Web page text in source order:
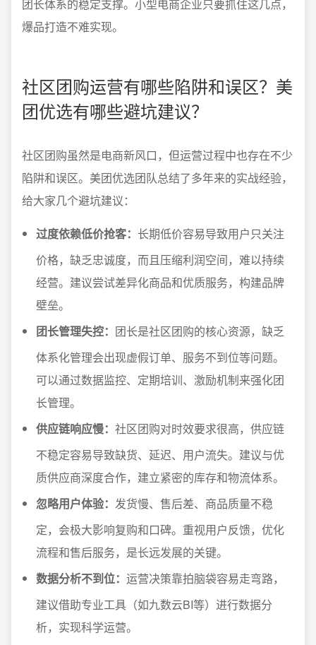
团长体系的稳定支撑。小型电商企业只要抓住这几点，
爆品打造不难实现。
社区团购运营有哪些陷阱和误区？美
团优选有哪些避坑建议？
社区团购虽然是电商新风口，但运营过程中也存在不少
陷阱和误区。美团优选团队总结了多年来的实战经验，
给大家几个避坑建议：
过度依赖低价抢客： 长期低价容易导致用户只关注
价格，缺乏忠诚度，而且压缩利润空间，难以持续
经营。建议尝试差异化商品和优质服务，构建品牌
壁垒。
团长管理失控： 团长是社区团购的核心资源，缺乏
体系化管理会出现虚假订单、服务不到位等问题。
可以通过数据监控、定期培训、激励机制来强化团
长管理。
供应链响应慢： 社区团购对时效要求很高，供应链
不稳定容易导致缺货、延迟、用户流失。建议与优
质供应商深度合作，建立紧密的库存和物流体系。
忽略用户体验： 发货慢、售后差、商品质量不稳
定，会极大影响复购和口碑。重视用户反馈，优化
流程和售后服务，是长远发展的关键。
数据分析不到位： 运营决策靠拍脑袋容易走弯路，
建议借助专业工具（如九数云BI等）进行数据分
析，实现科学运营。